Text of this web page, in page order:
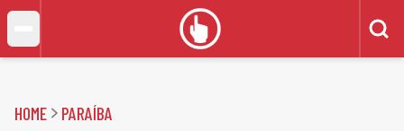
HOME PARAÍBA